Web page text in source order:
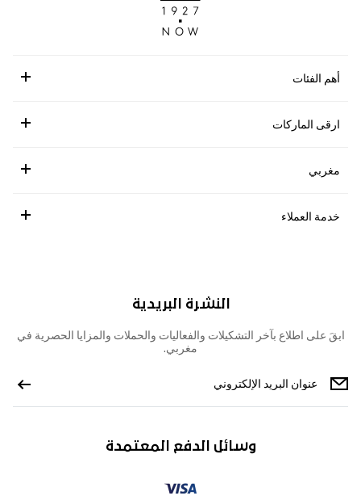
أهم الفئات
ارقى الماركات
مغربي
خدمة العملاء
النشرة البريدية
ابقَ على اطلاع بآخر التشكيلات والفعاليات والحملات والمزايا الحصرية في
مغربي.
وسائل الدفع المعتمدة